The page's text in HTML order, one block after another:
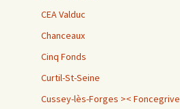
CEA Valduc
Chanceaux
Cinq Fonds
Curtil-St-Seine
Cussey-lès-Forges >< Foncegrive